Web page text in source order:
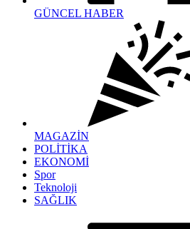
GÜNCEL HABER
MAGAZİN
POLİTİKA
EKONOMİ
Spor
Teknoloji
SAĞLIK